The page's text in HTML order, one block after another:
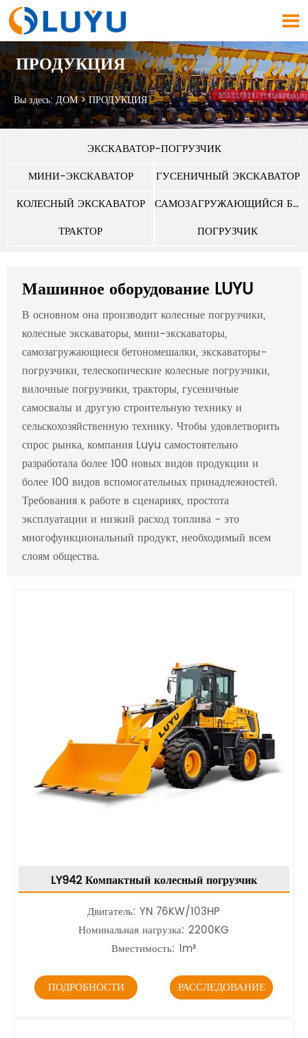

ПРОДУКЦИЯ
Вы здесь:ДОМ>ПРОДУКЦИЯ
ЭКСКАВАТОР-ПОГРУЗЧИК
МИНИ-ЭКСКАВАТОР
ГУСЕНИЧНЫЙ ЭКСКАВАТОР
КОЛЕСНЫЙ ЭКСКАВАТОР
САМОЗАГРУЖАЮЩИЙСЯ БЕТОНОСМЕСИТЕЛЬ
ТРАКТОР
ПОГРУЗЧИК
Машинное оборудование LUYU
В основном она производит колесные погрузчики,
колесные экскаваторы, мини-экскаваторы,
самозагружающиеся бетономешалки, экскаваторы-
погрузчики, телескопические колесные погрузчики,
вилочные погрузчики, тракторы, гусеничные
самосвалы и другую строительную технику и
сельскохозяйственную технику. Чтобы удовлетворить
спрос рынка, компания Luyu самостоятельно
разработала более 100 новых видов продукции и
более 100 видов вспомогательных принадлежностей.
Требования к работе в сценариях, простота
эксплуатации и низкий расход топлива - это
многофункциональный продукт, необходимый всем
слоям общества.
LY942 Компактный колесный погрузчик
Двигатель: YN 76KW/103HP
Номинальная нагрузка: 2200KG
Вместимость: 1m³
ПОДРОБНОСТИ РАССЛЕДОВАНИЕ